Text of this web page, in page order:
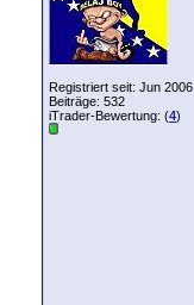
Registriert seit: Jun 2006
Beiträge: 532
iTrader-Bewertung: (4)